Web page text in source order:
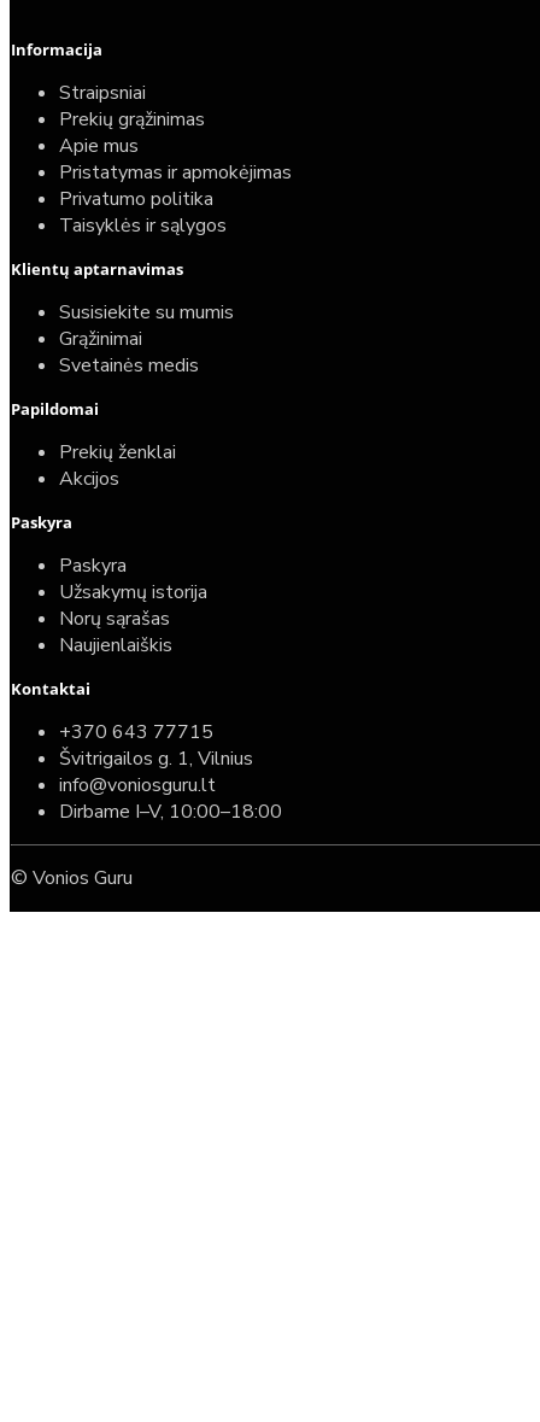
Komplektas: Tece potinkinis WC rėmas su baltu
lėtaeigiu dangčiu
587,00€
389,00€
Informacija
Straipsniai
Prekių grąžinimas
Apie mus
Pristatymas ir apmokėjimas
Privatumo politika
Taisyklės ir sąlygos
Klientų aptarnavimas
Susisiekite su mumis
Grąžinimai
Svetainės medis
Papildomai
Prekių ženklai
Akcijos
Paskyra
Paskyra
Užsakymų istorija
Norų sąrašas
Naujienlaiškis
Kontaktai
+370 643 77715
Švitrigailos g. 1, Vilnius
info@voniosguru.lt
Dirbame I–V, 10:00–18:00
© Vonios Guru